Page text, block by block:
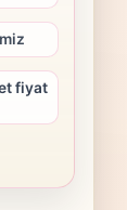
fiyat